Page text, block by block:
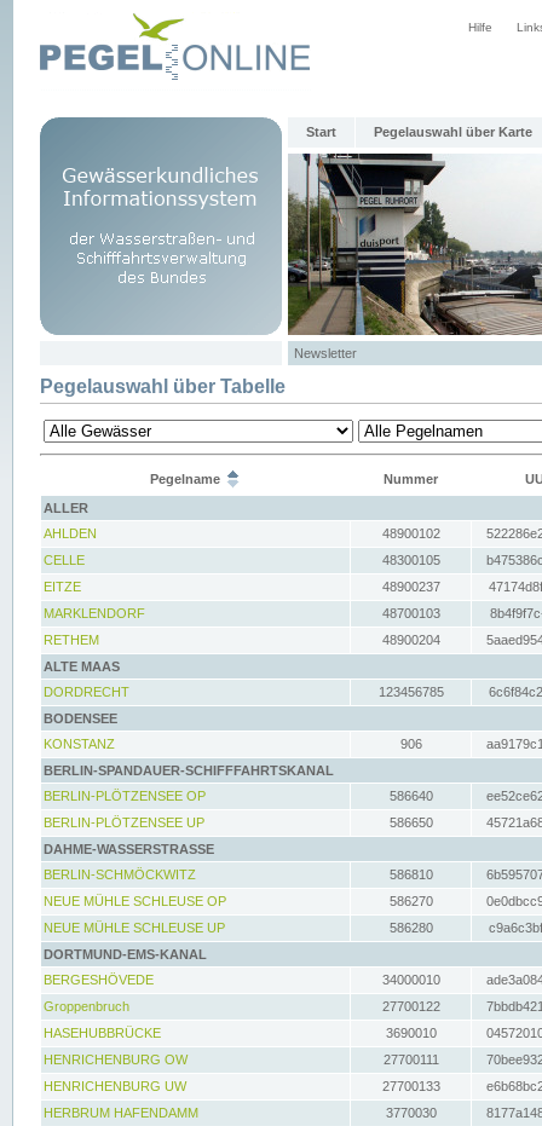
Hilfe
Start Pegelauswahl über Karte
Newsletter
Pegelauswahl über Tabelle
Pegelname Nummer
ALLER
AHLDEN
48900102
CELLE
48300105
EITZE
48900237
MARKLENDORF
48700103
RETHEM
48900204
ALTE MAAS
DORDRECHT
123456785
BODENSEE
KONSTANZ
906
BERLIN-SPANDAUER-SCHIFFFAHRTSKANAL
BERLIN-PLÖTZENSEE OP
586640
BERLIN-PLÖTZENSEE UP
586650
DAHME-WASSERSTRASSE
BERLIN-SCHMÖCKWITZ
586810
NEUE MÜHLE SCHLEUSE OP
586270
NEUE MÜHLE SCHLEUSE UP
586280
DORTMUND-EMS-KANAL
BERGESHÖVEDE
34000010
Groppenbruch
27700122
HASEHUBBRÜCKE
3690010
HENRICHENBURG OW
27700111
HENRICHENBURG UW
27700133
HERBRUM HAFENDAMM
3770030